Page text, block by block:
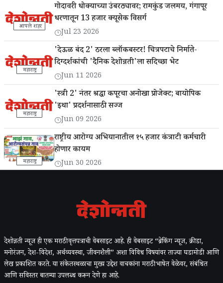
आपले शहर
गोदावरी धोक्याच्या उंबरठ्यावर; रामकुंड जलमय, गंगापूर
धरणातून 13 हजार क्यूसेक विसर्ग
Jul 23 2026
महाराष्ट्र
'देऊळ बंद 2' ठरला ब्लॉकबस्टर! चित्रपटाचे निर्माते-
दिग्दर्शकांची 'दैनिक देशोन्नती'ला सदिच्छा भेट
Jun 11 2026
महाराष्ट्र
'स्त्री 2' नंतर श्रद्धा कपूरचा अनोखा प्रोजेक्ट; बायोपिक
'इथा' प्रदर्शनासाठी सज्ज
Jun 09 2026
महाराष्ट्र
राष्ट्रीय आरोग्य अभियानातील १५ हजार कंत्राटी कर्मचारी
होणार कायम
Jun 30 2026
देशोन्नती न्यूज ही एक मराठी वृत्तपत्राची वेबसाइट आहे. ही वेबसाइट “ब्रेकिंग न्यूज, क्रीडा,
मनोरंजन, देश-विदेश, अर्थव्यवस्था, जीवनशैली” अशा विविध विषयांवर ताज्या घडामोडी आणि
लेख प्रकाशित करते. या संकेतस्थळाचा मुख्य उद्देश वाचकांना मराठी भाषेत वेळेवर, संबंधित
आणि सविस्तर बातम्या उपलब्ध करून देणे हा आहे.